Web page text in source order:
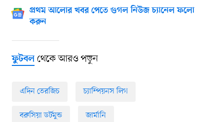
প্রথম আলোর খবর পেতে গুগল নিউজ চ্যানেল ফলো
করুন
ফুটবলথেকে আরও পড়ুন
এদিন তেরজিচ চ্যাম্পিয়নস লিগ
বরুসিয়া ডর্টমুন্ড জার্মানি